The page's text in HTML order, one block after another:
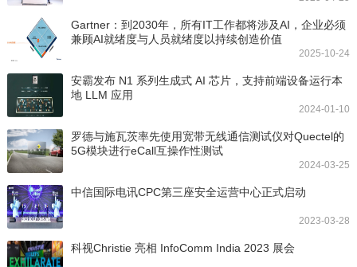
Gartner：到2030年，所有IT工作都将涉及AI，企业必须
兼顾AI就绪度与人员就绪度以持续创造价值
2025-10-24
安霸发布 N1 系列生成式 AI 芯片，支持前端设备运行本
地 LLM 应用
2024-01-10
罗德与施瓦茨率先使用宽带无线通信测试仪对Quectel的
5G模块进行eCall互操作性测试
2024-03-25
中信国际电讯CPC第三座安全运营中心正式启动
2023-03-28
科视Christie 亮相 InfoComm India 2023 展会